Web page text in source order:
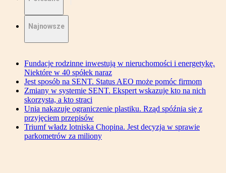
Najnowsze
Fundacje rodzinne inwestują w nieruchomości i energetykę.
Niektóre w 40 spółek naraz
Jest sposób na SENT. Status AEO może pomóc firmom
Zmiany w systemie SENT. Ekspert wskazuje kto na nich
skorzysta, a kto straci
Unia nakazuje ograniczenie plastiku. Rząd spóźnia się z
przyjęciem przepisów
Triumf władz lotniska Chopina. Jest decyzja w sprawie
parkometrów za miliony